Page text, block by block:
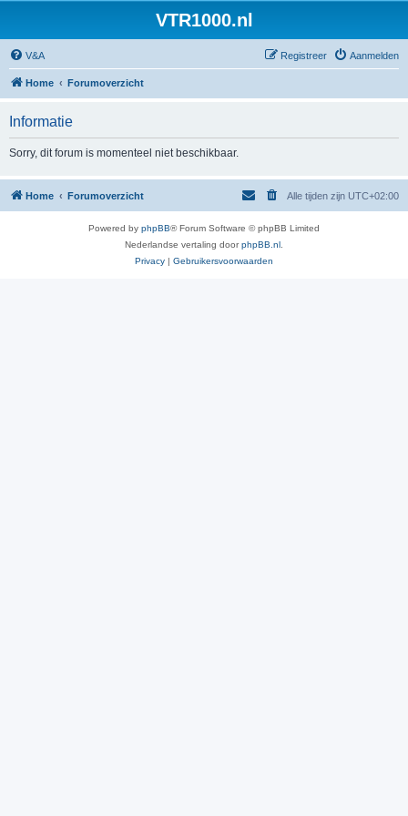
VTR1000.nl
V&A Aanmelden
Registreer
Home Forumoverzicht
Informatie
Sorry, dit forum is momenteel niet beschikbaar.
Home Forumoverzicht Alle tijden zijn UTC+02:00
Powered by phpBB® Forum Software © phpBB Limited
Nederlandse vertaling doorphpBB.nl
Privacy | Gebruikersvoorwaarden